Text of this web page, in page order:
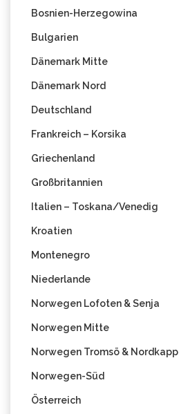
Bosnien-Herzegowina
Bulgarien
Dänemark Mitte
Dänemark Nord
Deutschland
Frankreich – Korsika
Griechenland
Großbritannien
Italien – Toskana/Venedig
Kroatien
Montenegro
Niederlande
Norwegen Lofoten & Senja
Norwegen Mitte
Norwegen Tromsö & Nordkapp
Norwegen-Süd
Österreich